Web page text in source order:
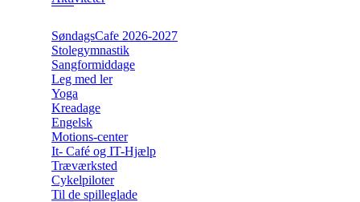
SøndagsCafe 2026-2027
Stolegymnastik
Sangformiddage
Leg med ler
Yoga
Kreadage
Engelsk
Motions-center
It- Café og IT-Hjælp
Træværksted
Cykelpiloter
Til de spilleglade